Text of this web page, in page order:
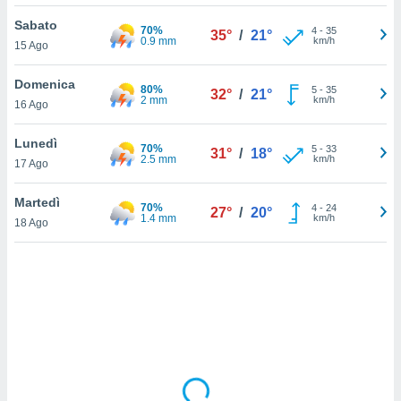
cookie
il tuo
in
a piè
del
Sabato
15 Ago
70%
0.9 mm
35° / 21° 4- 35
km/h
Domenica
16 Ago
80%
2 mm
32° / 21° 5- 35
km/h
Lunedì
17 Ago
70%
2.5 mm
31° / 18° 5- 33
km/h
Martedì
18 Ago
70%
1.4 mm
27° / 20° 4- 24
km/h